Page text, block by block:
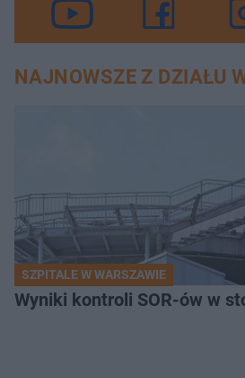
NAJNOWSZE Z DZIAŁU
SZPITALE W WARSZAWIE
Wyniki kontroli SOR-ów w